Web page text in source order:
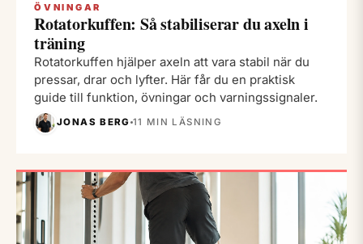
ÖVNINGAR
Rotatorkuffen: Så stabiliserar du axeln i
träning
Rotatorkuffen hjälper axeln att vara stabil när du
pressar, drar och lyfter. Här får du en praktisk
guide till funktion, övningar och varningssignaler.
JONAS BERG 11 MIN LÄSNING